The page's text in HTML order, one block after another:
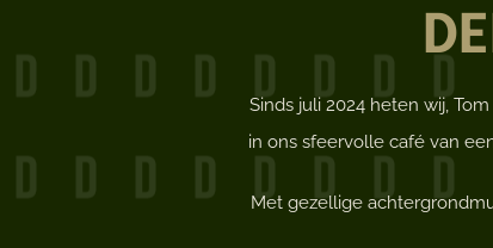
Sinds juli 2024 heten wij,
in ons sfeervolle café van
Met gezellige